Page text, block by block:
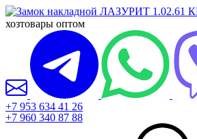
хозтовары оптом
+7 953 634 41 26
+7 960 340 87 88